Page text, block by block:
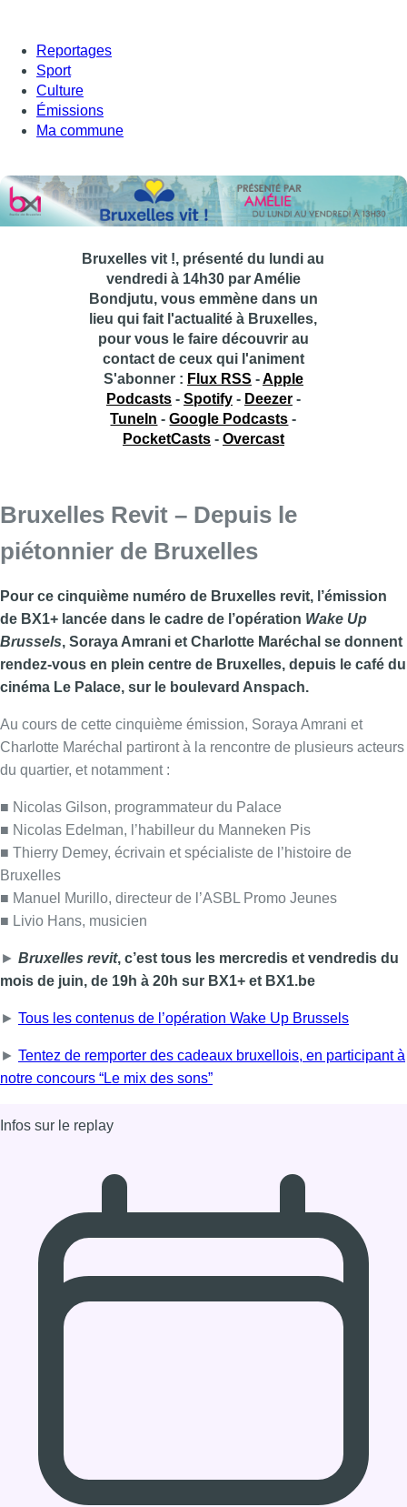
Reportages
Sport
Culture
Émissions
Ma commune
Bruxelles vit !, présenté du lundi au
vendredi à 14h30 par Amélie
Bondjutu, vous emmène dans un
lieu qui fait l'actualité à Bruxelles,
pour vous le faire découvrir au
contact de ceux qui l'animent
S'abonner : Flux RSS -Apple
Podcasts- Spotify- Deezer-
TuneIn -Google Podcasts -
PocketCasts- Overcast
Bruxelles Revit – Depuis le
piétonnier de Bruxelles
Pour ce cinquième numéro de Bruxelles revit, l’émission
de BX1+ lancée dans le cadre de l’opération Wake Up
Brussels, Soraya Amrani et Charlotte Maréchal se donnent
rendez-vous en plein centre de Bruxelles, depuis le café du
cinéma Le Palace, sur le boulevard Anspach.
Au cours de cette cinquième émission, Soraya Amrani et
Charlotte Maréchal partiront à la rencontre de plusieurs acteurs
du quartier, et notamment :
■ Nicolas Gilson, programmateur du Palace
■ Nicolas Edelman, l’habilleur du Manneken Pis
■ Thierry Demey, écrivain et spécialiste de l’histoire de
Bruxelles
■ Manuel Murillo, directeur de l’ASBL Promo Jeunes
■ Livio Hans, musicien
► Bruxelles revit, c’est tous les mercredis et vendredis du
mois de juin, de 19h à 20h sur BX1+ et BX1.be
► Tous les contenus de l’opération Wake Up Brussels
► Tentez de remporter des cadeaux bruxellois, en participant à
notre concours “Le mix des sons”
Infos sur le replay